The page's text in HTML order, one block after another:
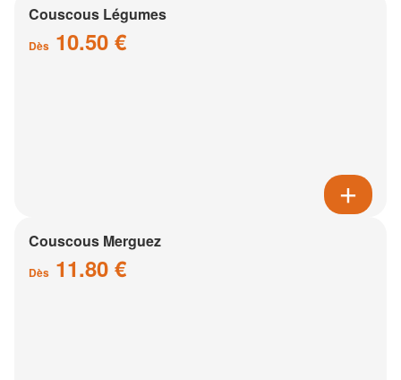
Couscous Légumes
Dès 10.50 €
Couscous Merguez
Dès 11.80 €